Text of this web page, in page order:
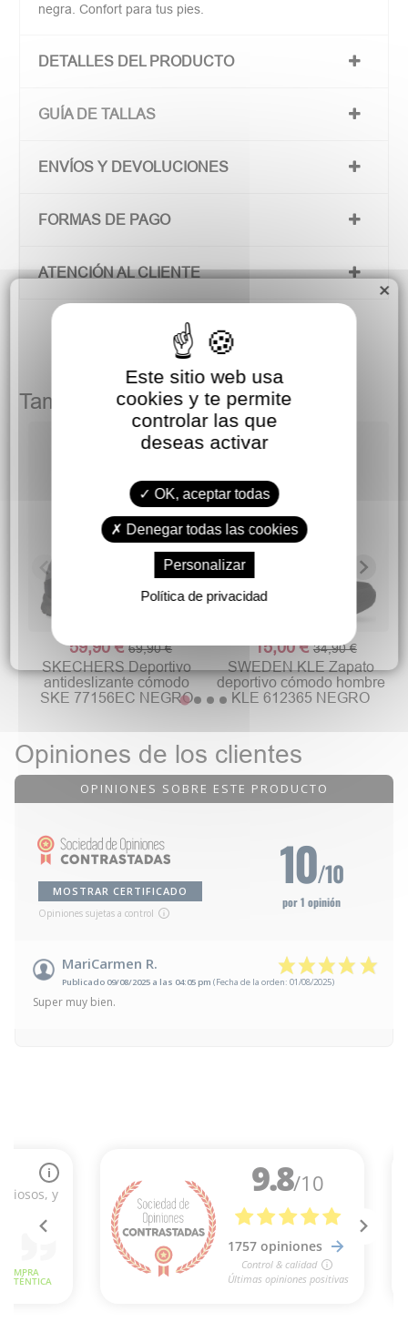
negra. Confort para tus pies.
DETALLES DEL PRODUCTO
GUÍA DE TALLAS
ENVÍOS Y DEVOLUCIONES
FORMAS DE PAGO
ATENCIÓN AL CLIENTE
También podría gustarte
59,90 €69,90 €
SKECHERS Deportivo
antideslizante cómodo
SKE 77156EC NEGRO
15,00 €34,90 €
SWEDEN KLE Zapato
deportivo cómodo hombre
KLE 612365 NEGRO
Opiniones de los clientes
OPINIONES SOBRE ESTE PRODUCTO
MOSTRAR CERTIFICADO
Opiniones sujetas a control
10/10
por 1 opinión
MariCarmen R.
Publicado 09/08/2025 a las 04:05 pm (Fecha de la orden: 01/08/2025)
Super muy bien.
×
Este sitio web usa
cookies y te permite
controlar las que
deseas activar
OK, aceptar todas
Denegar todas las cookies
Personalizar
Política de privacidad